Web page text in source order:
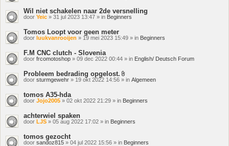
Wil niet schakelen naar 2de versnelling
door Yeic » 31 jul 2023 13:47 » in Beginners
Tomos Loopt voor geen meter
door luukvanrooijen » 19 mei 2023 15:49 » in Beginners
F.M CNC clutch - Slovenia
door frcomotoshop » 09 dec 2022 00:44 » in English/ Deutsch Forum
Probleem bedrading opgelost.
Bijlage(n)
door sturmgewehr » 19 okt 2022 14:56 » in Algemeen
tomos A35-hda
door Jojo2005 » 02 okt 2022 21:29 » in Beginners
achterwiel spaken
door LJS » 05 aug 2022 17:02 » in Beginners
tomos gezocht
door sandoz815 » 04 jul 2022 15:56 » in Beginners